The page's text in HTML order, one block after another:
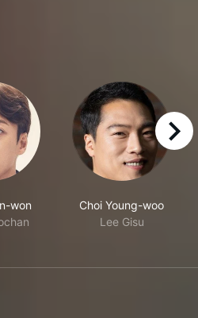
won
Choi Young-woo
Lee Gisu
right